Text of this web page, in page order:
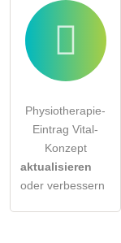
Physiotherapie-
Eintrag Vital-
Konzept
aktualisieren
oder verbessern